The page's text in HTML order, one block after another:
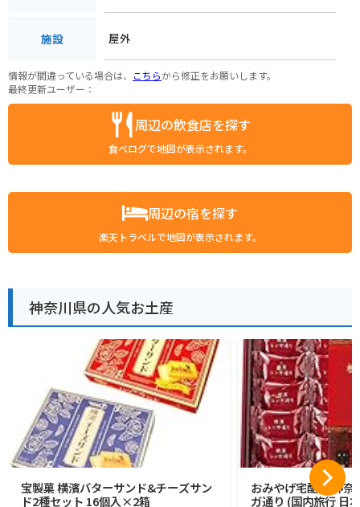
施設 屋外
情報が間違っている場合は、 こちらから修正をお願いします。
最終更新ユーザー：
周辺の飲食店を探す
食べログで地図が表示されます。
周辺の宿を探す
楽天トラベルで地図が表示されます。
神奈川県の人気お土産
宝製菓 横濱バターサンド&チーズサン
ド2種セット 16個入×2箱
おみやげ宅配便 神奈
ガ通り (国内旅行 日